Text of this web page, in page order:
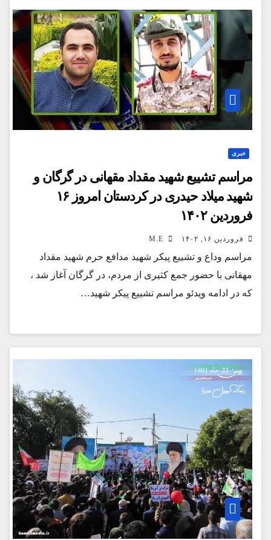
خبری
مراسم تشییع شهید مقداد مقهانی در گرگان و
شهید میلاد حیدری در کردستان امروز ۱۶
فروردین ۱۴۰۲
فروردین ۱۶, ۱۴۰۲
مراسم وداع و تشییع پیکر شهید مدافع حرم شهید مقداد
مهقانی با حضور جمع کثیری از مردم، در گرگان آغاز شد ،
که در ادامه ویدئو مراسم تشییع پیکر شهید…